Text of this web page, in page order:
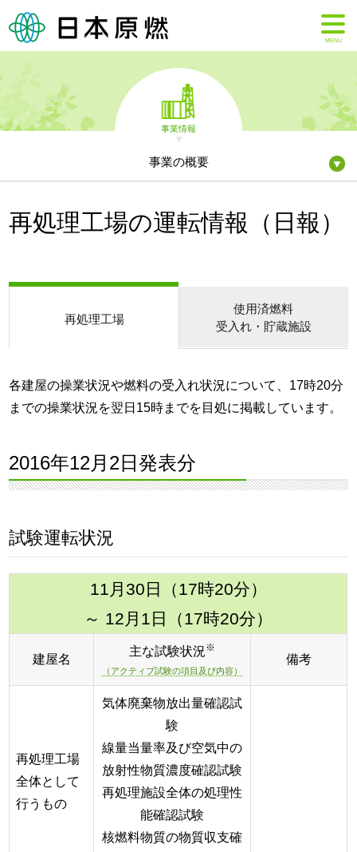
MENU
事業情報
事業の概要
再処理工場の運転情報（日報）
再処理工場
使用済燃料
受入れ・貯蔵施設
各建屋の操業状況や燃料の受入れ状況について、17時20分
までの操業状況を翌日15時までを目処に掲載しています。
2016年12月2日発表分
試験運転状況
11月30日（17時20分）
～ 12月1日（17時20分）
建屋名
主な試験状況※
（アクティブ試験の項目及び内容）
備考
再処理工場
全体として
行うもの
気体廃棄物放出量確認試
験
線量当量率及び空気中の
放射性物質濃度確認試験
再処理施設全体の処理性
能確認試験
核燃料物質の物質収支確